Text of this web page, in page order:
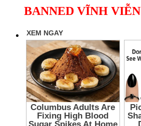
BANNED VĨNH VIỄN